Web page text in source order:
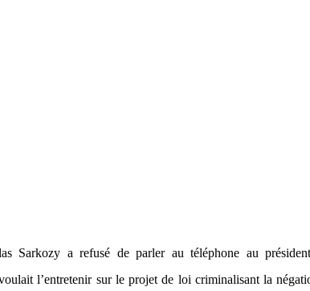
Sarkozy a refusé de parler au téléphone au
l’entretenir sur le projet de loi criminalisant la